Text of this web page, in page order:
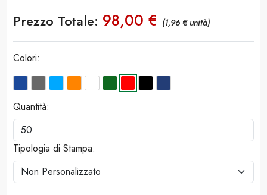
Prezzo Totale: 98,00 € (1,96 € unità)
Colori:
Quantità:
Tipologia di Stampa: